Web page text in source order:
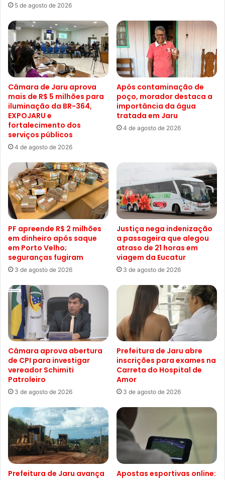
5 de agosto de 2026
Câmara de Jaru aprova
mais de R$ 5 milhões para
iluminação da BR-364,
EXPOJARU e
fortalecimento dos
serviços públicos
4 de agosto de 2026
Após contaminação de
poço, morador destaca a
importância da água
tratada em Jaru
4 de agosto de 2026
PF apreende R$ 2 milhões
em dinheiro após saque
em Porto Velho;
seguranças fugiram
3 de agosto de 2026
Justiça nega indenização
a passageira que alegou
atraso de 21 horas em
viagem da Eucatur
3 de agosto de 2026
Câmara aprova abertura
de CPI para investigar
vereador Schimiti
Patroleiro
3 de agosto de 2026
Prefeitura de Jaru abre
inscrições para exames na
Carreta do Hospital de
Amor
3 de agosto de 2026
Prefeitura de Jaru avança
Apostas esportivas online: